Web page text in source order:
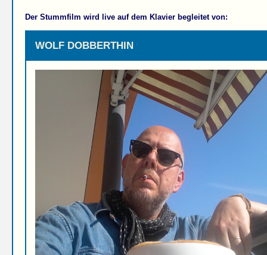
Der Stummfilm wird live auf dem Klavier begleitet von:
WOLF DOBBERTHIN